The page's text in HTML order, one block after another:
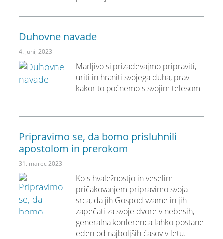
Duhovne navade
4. junij 2023
Marljivo si prizadevajmo pripraviti,
uriti in hraniti svojega duha, prav
kakor to počnemo s svojim telesom
Pripravimo se, da bomo prisluhnili
apostolom in prerokom
31. marec 2023
Ko s hvaležnostjo in veselim
pričakovanjem pripravimo svoja
srca, da jih Gospod vzame in jih
zapečati za svoje dvore v nebesih,
generalna konferenca lahko postane
eden od najboljših časov v letu.